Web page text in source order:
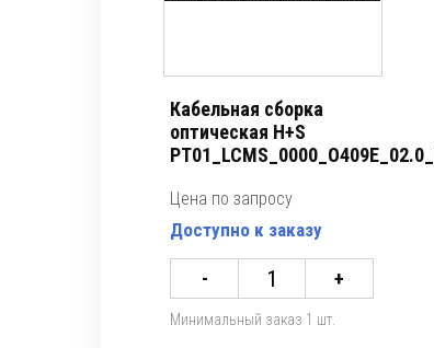
Кабельная сборка
оптическая H+S
Цена по запросу
Доступно к заказу
- +
Минимальный заказ 1 шт.